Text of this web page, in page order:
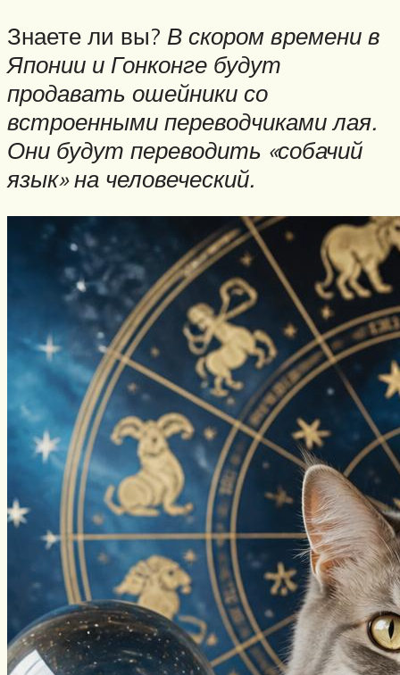
Знаете ли вы? В скором времени в
Японии и Гонконге будут
продавать ошейники со
встроенными переводчиками лая.
Они будут переводить «собачий
язык» на человеческий.